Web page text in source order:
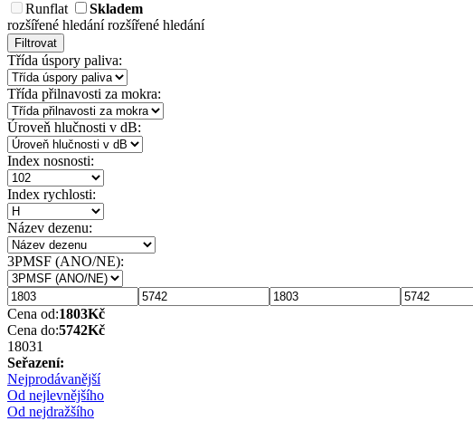
Runflat
Skladem
rozšířené hledánírozšířené hledání
Filtrovat
Třída úspory paliva:
Třída přilnavosti za mokra:
Úroveň hlučnosti v dB:
Index nosnosti:
Index rychlosti:
Název dezenu:
3PMSF (ANO/NE):
Cena od:1803Kč
Cena do:5742Kč
18031
Seřazení:
Nejprodávanější
Od nejlevnějšího
Od nejdražšího